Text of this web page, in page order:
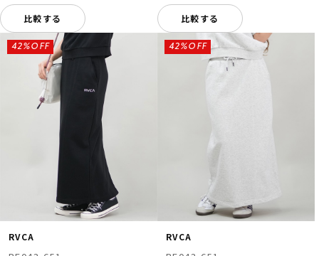
比較する 比較する
RVCA
42%OFF
RVCA
42%OFF